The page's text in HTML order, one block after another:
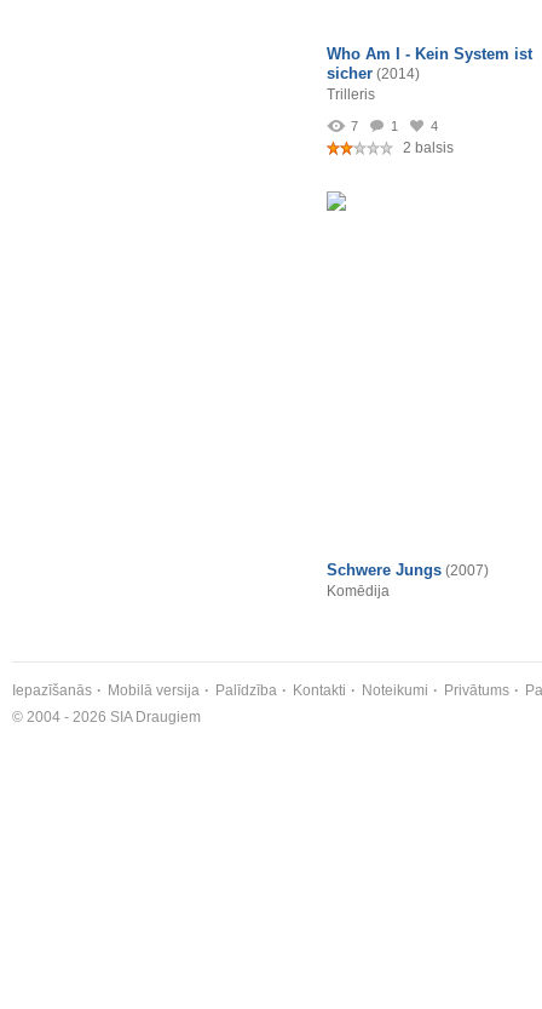
Who Am I - Kein System ist
sicher (2014)
Trilleris
7 1 4
2 balsis
Schwere Jungs (2007)
Komēdija
Iepazīšanās Mobilā versija Palīdzība Kontakti Noteikumi Privātums
© 2004 - 2026 SIA Draugiem